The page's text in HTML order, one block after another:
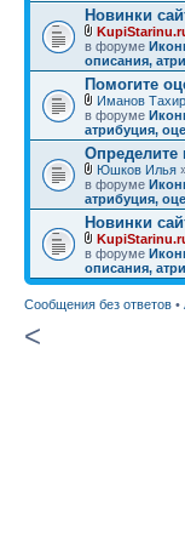
Новинки
в форуме
описания,
Помогите
Иманов Тахир
в форуме
атрибуция,
Определите
Юшков Илья
в форуме
атрибуция,
Новинки
в форуме
описания,
Сообщения без ответов •
<